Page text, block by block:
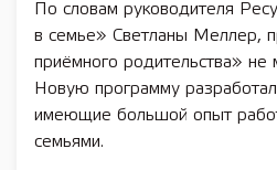
По словам руководителя
в семье» Светланы Меллер,
приёмного родительства» не
Новую программу
имеющие большой опыт
семьями.